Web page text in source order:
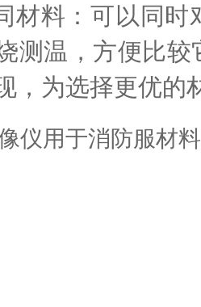
材料：可以同时
测温，方便比
，为选择更优的